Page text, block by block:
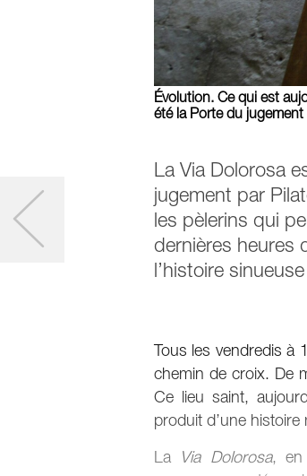
Évolution. Ce qui est
été la Porte du
La Via Dolorosa
jugement par
les pèlerins qui
dernières heures
l’histoire
Tous les vendredis
chemin de croix. De
Ce lieu saint,
produit d’une
La Via Dolorosa, en